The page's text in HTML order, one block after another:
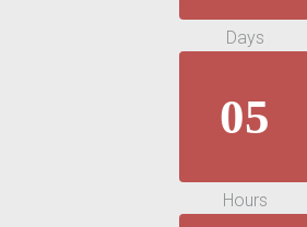
Days
05
Hours